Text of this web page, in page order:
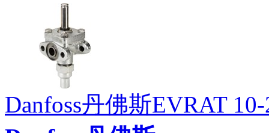
Danfoss丹佛斯EVRAT